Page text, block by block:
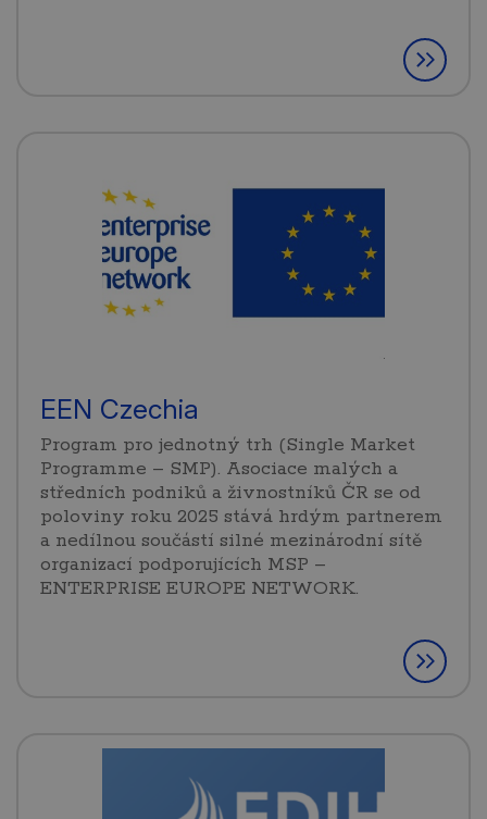
EEN Czechia
Program pro jednotný trh (Single Market
Programme – SMP). Asociace malých a
středních podniků a živnostníků ČR se od
poloviny roku 2025 stává hrdým partnerem
a nedílnou součástí silné mezinárodní sítě
organizací podporujících MSP –
ENTERPRISE EUROPE NETWORK.